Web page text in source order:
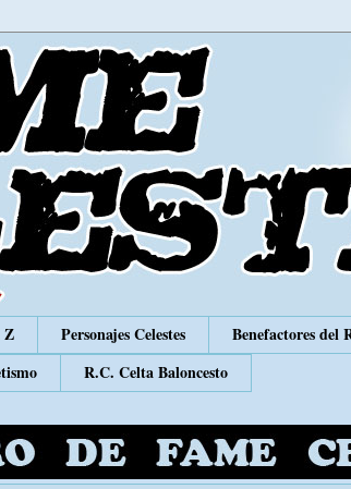
Z Personajes Celestes Benefactores del
R.C. Celta Baloncesto